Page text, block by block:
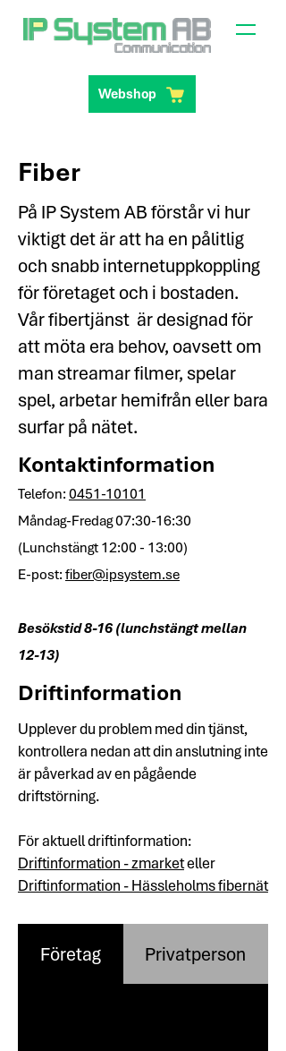
Webshop
Fiber
På IP System AB förstår vi hur
viktigt det är att ha en pålitlig
och snabb internetuppkoppling
för företaget och i bostaden.
Vår fibertjänst är designad för
att möta era behov, oavsett om
man streamar filmer, spelar
spel, arbetar hemifrån eller bara
surfar på nätet.
Kontaktinformation
Telefon:0451-10101
Måndag-Fredag 07:30-16:30
(Lunchstängt 12:00 - 13:00)
E-post:fiber@ipsystem.se
Besökstid 8-16 (lunchstängt mellan
12-13)
Driftinformation
Upplever du problem med din tjänst,
kontrollera nedan att din anslutning inte
är påverkad av en pågående
driftstörning.
För aktuell driftinformation:
Driftinformation - zmarketeller
Driftinformation - Hässleholms fibernät
Företag Privatperson